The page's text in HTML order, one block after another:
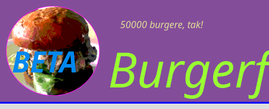
50000 burgere, tak!
BETA